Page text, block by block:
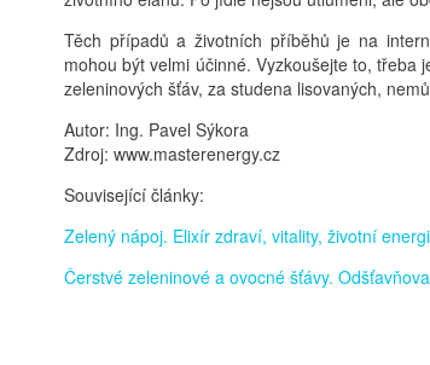
Těch případů a životních příběhů je na
mohou být velmi účinné. Vyzkoušejte to, třeba
zeleninových šťáv, za studena lisovaných,
Autor: Ing. Pavel Sýkora
Zdroj: www.masterenergy.cz
Související články:
Zelený nápoj. Elixír zdraví, vitality, životní
Čerstvé zeleninové a ovocné šťávy.